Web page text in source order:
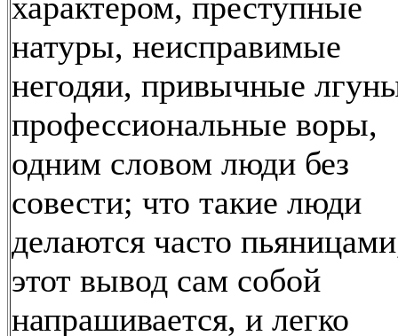
натуры, неисправимые
негодяи, привычные
профессиональные воры,
одним словом люди без
совести; что такие люди
делаются часто
этот вывод сам собой
напрашивается, и легко